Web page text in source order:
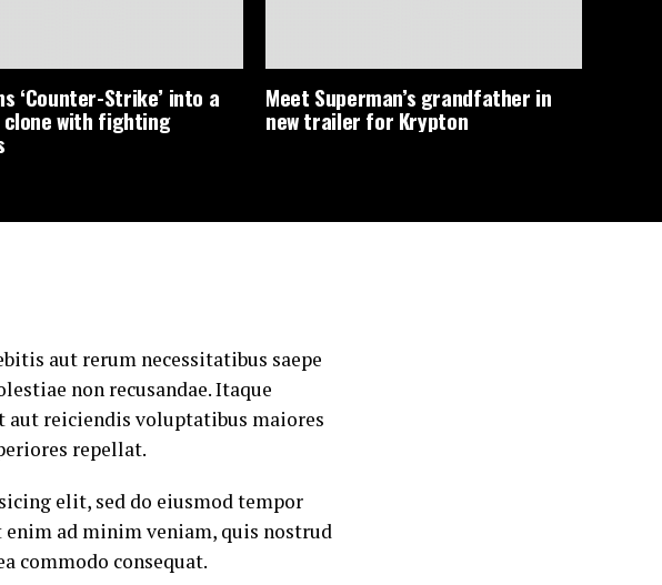
‘Counter-Strike’ into a
clone with fighting
Meet Superman’s grandfather in
new trailer for Krypton
aut rerum necessitatibus saepe
non recusandae. Itaque
aut reiciendis voluptatibus maiores
repellat.
elit, sed do eiusmod tempor
ad minim veniam, quis nostrud
commodo consequat.